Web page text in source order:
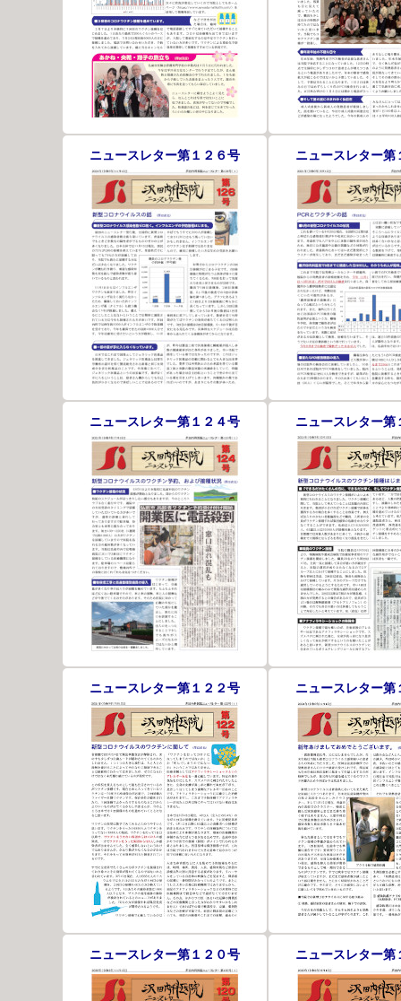
ニュースレター第１２６号 ニュースレター第
ニュースレター第１２４号 ニュースレター第
ニュースレター第１２２号 ニュースレター第
ニュースレター第１２０号 ニュースレター第